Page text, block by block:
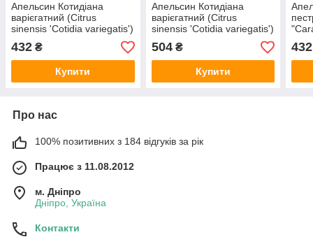
Апельсин Котидіана
варієгатний (Citrus
sinensis 'Cotidia variegatis')
20-25 см. Кімнатний
432 ₴
Купити
Апельсин Котидіана
варієгатний (Citrus
sinensis 'Cotidia variegatis')
25-30 см. Кімнатний
504₴
Купити
432
Про нас
100% позитивних з 184 відгуків за рік
Працює з 11.08.2012
м. Дніпро
Дніпро, Україна
Контакти